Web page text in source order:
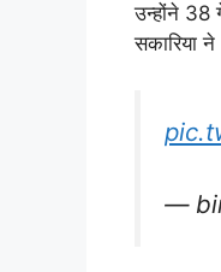
उन्होंने
सकारिया
—